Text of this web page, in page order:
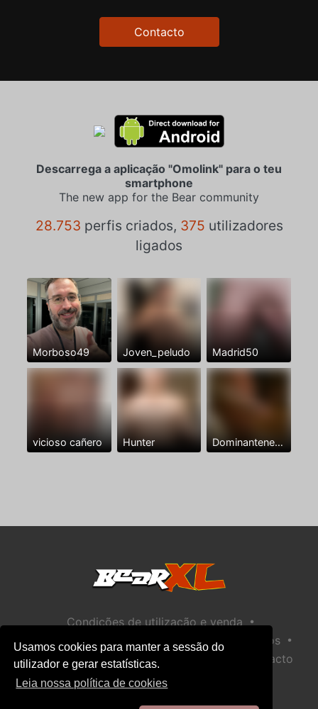
Usamos cookies para manter a sessão do
utilizador e gerar estatísticas.
Leia nossa política de cookies
Contacto
Descarrega a aplicação "Omolink" para o teu
smartphone
The new app for the Bear community
28.753 perfis criados, 375 utilizadores
ligados
Morboso49 Joven_peludo Madrid50
vicioso cañero Hunter Dominantenegro ya
Condições de utilização e venda •
Política de privacidade Política de Biscoitos •
Política de Segurança Infantil Ajuda / Contacto